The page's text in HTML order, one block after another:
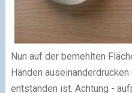
Nun auf der bemehlten
Händen
entstanden ist. Achtung -